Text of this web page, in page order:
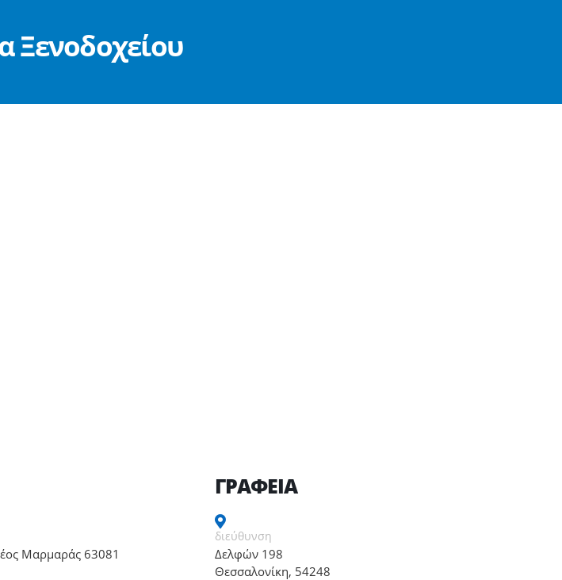
Ξενοδοχείου
Μαρμαράς 63081
ΓΡΑΦΕΙΑ
διεύθυνση
Δελφών 198
Θεσσαλονίκη, 54248